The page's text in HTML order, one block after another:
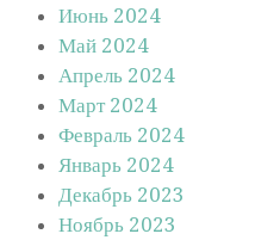
Июнь 2024
Май 2024
Апрель 2024
Март 2024
Февраль 2024
Январь 2024
Декабрь 2023
Ноябрь 2023